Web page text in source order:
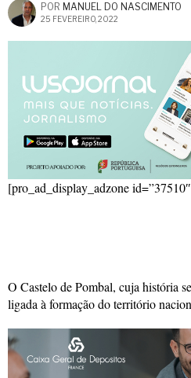
POR MANUEL DO NASCIMENTO
25 FEVEREIRO, 2022
[pro_ad_display_adzone
O Castelo de Pombal, cuja história
ligada à formação do território